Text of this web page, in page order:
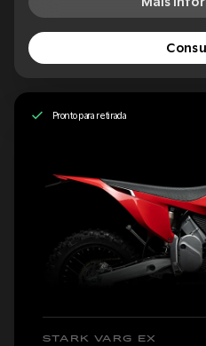
Pronto para retirada
STARK VARG EX